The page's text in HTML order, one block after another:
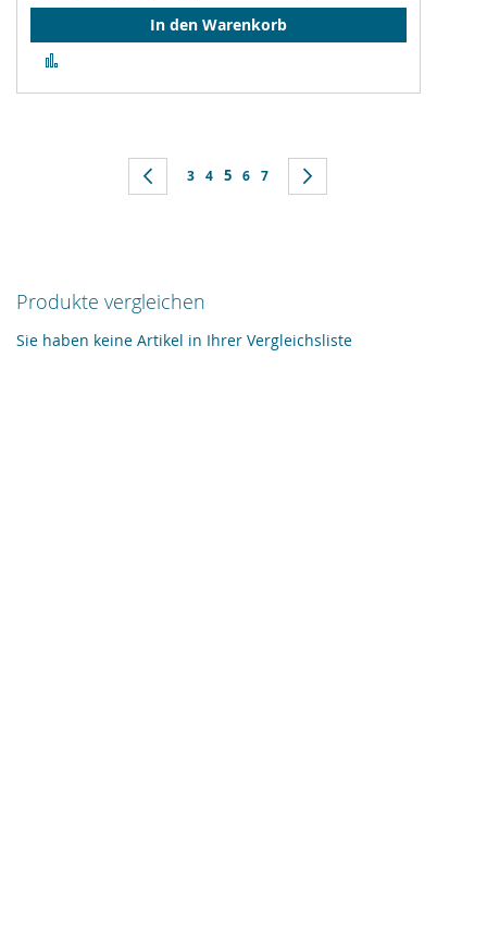
In den Warenkorb
hinzufügen
Seite
Seite
Zurück
Seite
3 Seite
4 Sie lesen gerade Seite
5 Seite
6 Seite
7
Produkte vergleichen
Sie haben keine Artikel in Ihrer Vergleichsliste